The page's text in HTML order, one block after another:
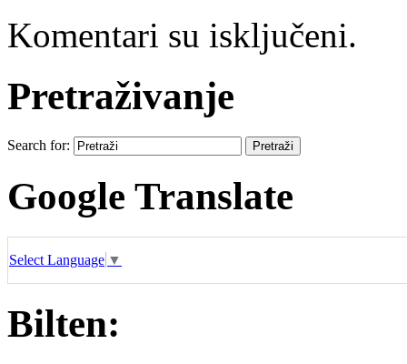
Komentari su isključeni.
Pretraživanje
Search for:
Google Translate
Select Language ▼
Bilten: